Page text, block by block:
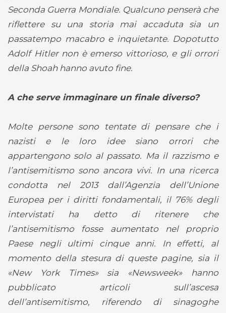
Seconda Guerra Mondiale. Qualcuno penserà che
riflettere su una storia mai accaduta sia un
passatempo macabro e inquietante. Dopotutto
Adolf Hitler non è emerso vittorioso, e gli orrori
della Shoah hanno avuto fine.
A che serve immaginare un finale diverso?
Molte persone sono tentate di pensare che i
nazisti e le loro idee siano orrori che
appartengono solo al passato. Ma il razzismo e
l’antisemitismo sono ancora vivi. In una ricerca
condotta nel 2013 dall’Agenzia dell’Unione
Europea per i diritti fondamentali, il 76% degli
intervistati ha detto di ritenere che
l’antisemitismo fosse aumentato nel proprio
Paese negli ultimi cinque anni. In effetti, al
momento della stesura di queste pagine, sia il
«New York Times» sia «Newsweek» hanno
pubblicato articoli sull’ascesa
dell’antisemitismo, riferendo di sinagoghe